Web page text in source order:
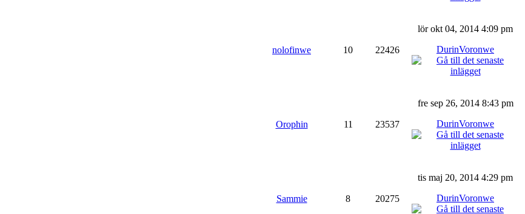
nolofinwe 10 22426
lör okt 04, 2014 4:09 pm
DurinVoronwe
Orophin 11 23537
fre sep 26, 2014 8:43 pm
DurinVoronwe
Sammie 8 20275
tis maj 20, 2014 4:29 pm
DurinVoronwe